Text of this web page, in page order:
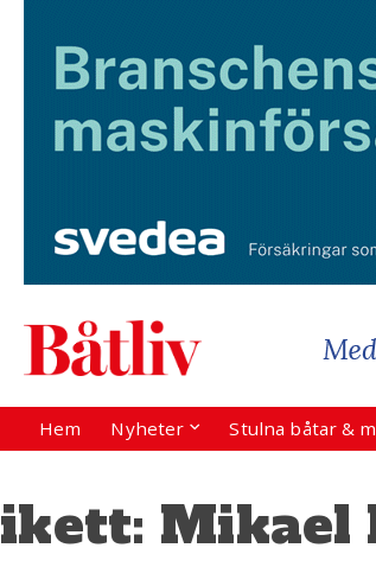
Hem Nyheter Stulna båtar &
Mikael